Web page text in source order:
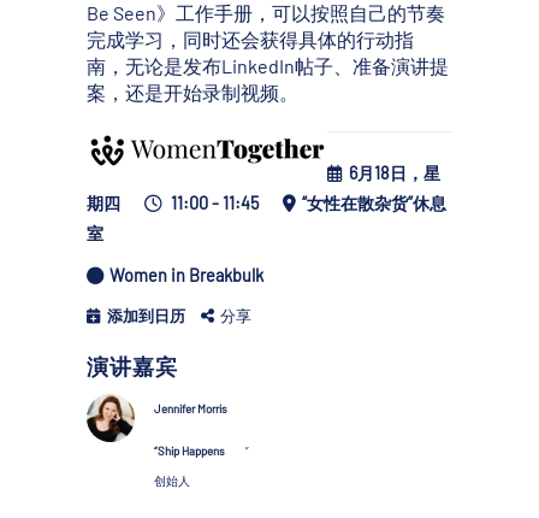
Be Seen》工作手册，可以按照自己的节奏
完成学习，同时还会获得具体的行动指
南，无论是发布LinkedIn帖子、准备演讲提
案，还是开始录制视频。
6月18日，星
期四
11:00 - 11:45
“女性在散杂货”休息
室
Women in Breakbulk
添加到日历 分享
演讲嘉宾
Jennifer Morris
“Ship Happens ”
创始人